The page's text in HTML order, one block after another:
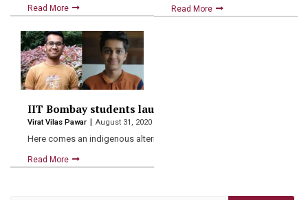
Read More Read More
IIT Bombay students launch Indian alternative to
Virat Vilas Pawar August 31, 2020
Here comes an indigenous alternative to Chinese document-
Read More